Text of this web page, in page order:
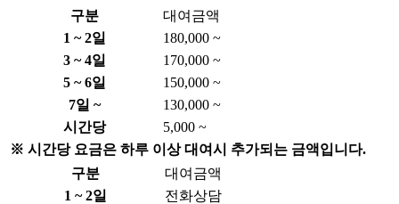
구분
대여금액
1 ~ 2일
180,000 ~
3 ~ 4일
170,000 ~
5 ~ 6일
150,000 ~
7일 ~
130,000 ~
시간당
5,000 ~
※ 시간당 요금은 하루 이상 대여시 추가되는 금액입니다.
구분
대여금액
1 ~ 2일
전화상담